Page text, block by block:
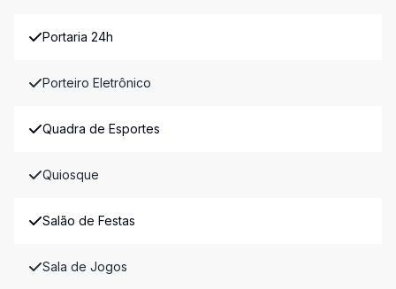
Portaria 24h
Porteiro Eletrônico
Quadra de Esportes
Quiosque
Salão de Festas
Sala de Jogos